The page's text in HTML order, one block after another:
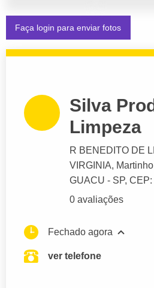
Faça login para enviar fotos
Silva
Limpeza
R BENEDITO DE
VIRGINIA,
GUACU - SP, CEP:
0 avaliações
Fechado agora
ver telefone